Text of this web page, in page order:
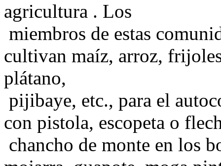
agricultura . Los
miembros de estas
cultivan maíz, arroz,
plátano,
pijibaye, etc., para el
con pistola, escopeta o
chancho de monte en los